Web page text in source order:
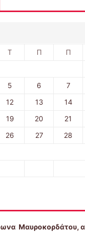
Τ Π Π
5 6 7
12 13 14
19 20 21
26 27 28
 Μαυροκορδάτου,